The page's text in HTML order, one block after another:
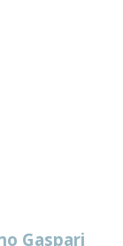
Gaspari